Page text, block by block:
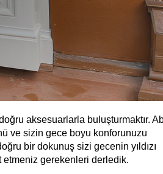
aksesuarlarla buluşturmaktır.
ve sizin gece boyu konforunuzu
bir dokunuş sizi gecenin yıldızı
gerekenleri derledik.